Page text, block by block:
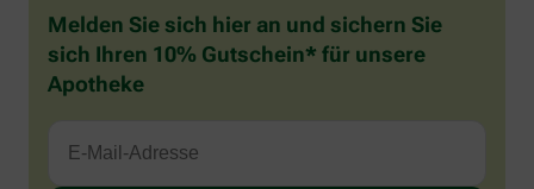
Melden Sie sich hier an und sichern Sie
sich Ihren 10% Gutschein* für unsere
Apotheke